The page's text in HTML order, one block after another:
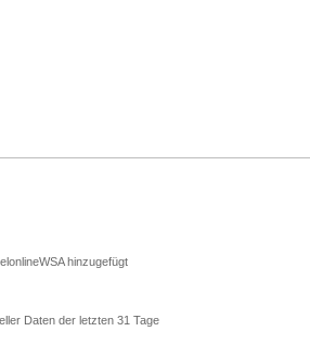
hinzugefügt
Daten der letzten 31 Tage